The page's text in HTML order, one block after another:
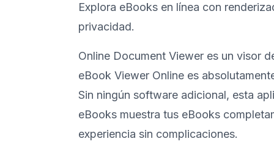
Explora eBooks en línea con
privacidad.
Online Document Viewer es un visor
eBook Viewer Online es
Sin ningún software adicional, esta
eBooks muestra tus eBooks
experiencia sin complicaciones.